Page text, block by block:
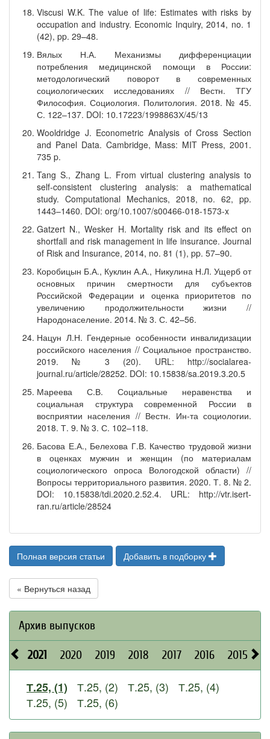
Viscusi W.K. The value of life: Estimates with risks by
occupation and industry. Economic Inquiry, 2014, no. 1
(42), pp. 29–48.
Вялых Н.А. Механизмы дифференциации
потребления медицинской помощи в России:
методологический поворот в современных
социологических исследованиях // Вестн. ТГУ
Философия. Социология. Политология. 2018. № 45.
С. 122–137. DOI: 10.17223/1998863Х/45/13
Wooldridge J. Econometric Analysis of Cross Section
and Panel Data. Cambridge, Mass: MIT Press, 2001.
735 p.
Tang S., Zhang L. From virtual clustering analysis to
self-consistent clustering analysis: a mathematical
study. Computational Mechanics, 2018, no. 62, pp.
1443–1460. DOI: org/10.1007/s00466-018-1573-x
Gatzert N., Wesker H. Mortality risk and its effect on
shortfall and risk management in life insurance. Journal
of Risk and Insurance, 2014, no. 81 (1), pp. 57–90.
Коробицын Б.А., Куклин А.А., Никулина Н.Л. Ущерб от
основных причин смертности для субъектов
Российской Федерации и оценка приоритетов по
увеличению продолжительности жизни //
Народонаселение. 2014. № 3. С. 42–56.
Нацун Л.Н. Гендерные особенности инвалидизации
российского населения // Социальное пространство.
2019. № 3 (20). URL: http://socialarea-
journal.ru/article/28252. DOI: 10.15838/sa.2019.3.20.5
Мареева С.В. Социальные неравенства и
социальная структура современной России в
восприятии населения // Вестн. Ин-та социологии.
2018. Т. 9. № 3. С. 102–118.
Басова Е.А., Белехова Г.В. Качество трудовой жизни
в оценках мужчин и женщин (по материалам
социологического опроса Вологодской области) //
Вопросы территориального развития. 2020. Т. 8. № 2.
DOI: 10.15838/tdi.2020.2.52.4. URL: http://vtr.isert-
ran.ru/article/28524
Полная версия статьи Добавить в подборку
« Вернуться назад
Архив выпусков
2021 2020 2019 2018 2017 2016 2015
Т.25, (1) Т.25, (2) Т.25, (3)
Т.25, (4)
Т.25, (5)
Т.25, (6)